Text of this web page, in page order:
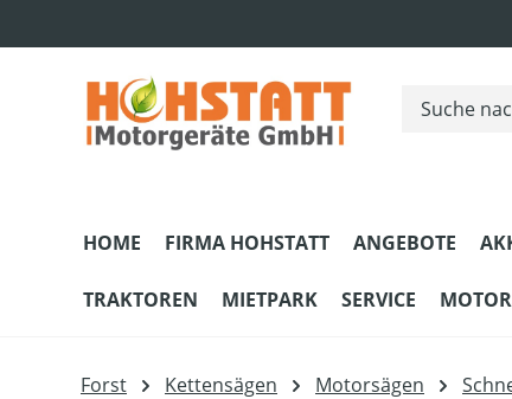
HOME FIRMA HOHSTATT ANGEBOTE
TRAKTOREN MIETPARK SERVICE
Forst Kettensägen Motorsägen